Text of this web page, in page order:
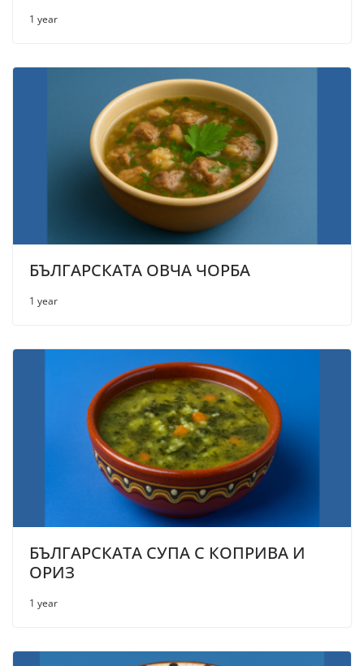
1 year
БЪЛГАРСКАТА ОВЧА ЧОРБА
1 year
БЪЛГАРСКАТА СУПА С КОПРИВА И
ОРИЗ
1 year